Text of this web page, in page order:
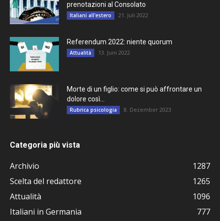
prenotazioni al Consolato
Italiani all'estero 21. Juli 2022
Referendum 2022: niente quorum
Attualità 13. Juni 2022
Morte di un figlio: come si può affrontare un
dolore così...
Rubrica psicologia 8. Dezember 2023
Categoria più vista
Archivio
1287
Scelta del redattore
1265
Attualità
1096
Italiani in Germania
777